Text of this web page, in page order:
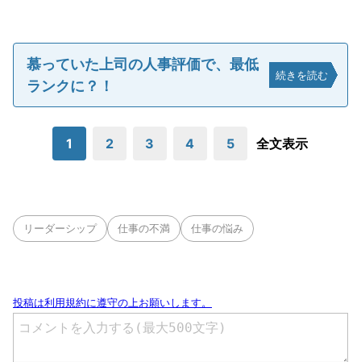
慕っていた上司の人事評価で、最低
ランクに？！
続きを読む
1 2 3 4 5 全文表示
リーダーシップ 仕事の不満 仕事の悩み